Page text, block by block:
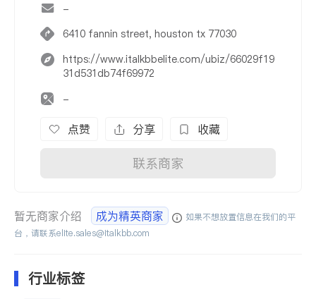
-
6410 fannin street, houston tx 77030
https://www.italkbbelite.com/ubiz/66029f19
31d531db74f69972
-
点赞 分享 收藏
联系商家
暂无商家介绍 成为精英商家
如果不想放置信息在我们的平
台，请联系elite.sales@italkbb.com
行业标签